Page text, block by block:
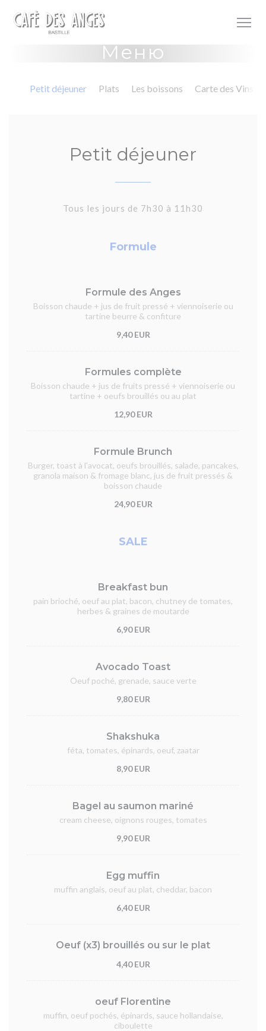
Меню
Petit déjeuner Plats Les boissons Carte des Vins
Petit déjeuner
Tous les jours de 7h30 à 11h30
Formule
Formule des Anges
Boisson chaude + jus de fruit pressé + viennoiserie ou
tartine beurre & confiture
9,40 EUR
Formules complète
Boisson chaude + jus de fruits pressé + viennoiserie ou
tartine + oeufs brouillés ou au plat
12,90 EUR
Formule Brunch
Burger, toast à l'avocat, oeufs brouillés, salade, pancakes,
granola maison & fromage blanc, jus de fruit pressés &
boisson chaude
24,90 EUR
SALE
Breakfast bun
pain brioché, oeuf au plat, bacon, chutney de tomates,
herbes & graines de moutarde
6,90 EUR
Avocado Toast
Oeuf poché, grenade, sauce verte
9,80 EUR
Shakshuka
féta, tomates, épinards, oeuf, zaatar
8,90 EUR
Bagel au saumon mariné
cream cheese, oignons rouges, tomates
9,90 EUR
Egg muffin
muffin anglais, oeuf au plat, cheddar, bacon
6,40 EUR
Oeuf (x3) brouillés ou sur le plat
4,40 EUR
oeuf Florentine
muffin, oeuf pochés, épinards, sauce hollandaise,
ciboulette